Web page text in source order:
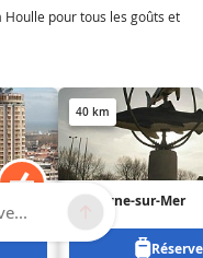
pour tous les goûts et
40 km
Boulogne-sur-Mer